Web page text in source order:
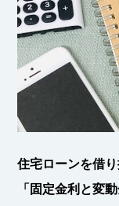
住宅ローンを借
「固定金利と変